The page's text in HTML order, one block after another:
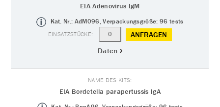
EIA Adenovirus IgM
Kat. Nr.: AdM096, Verpackungsgröße: 96 tests
ANFRAGEN
Daten
EIA Bordetella parapertussis IgA